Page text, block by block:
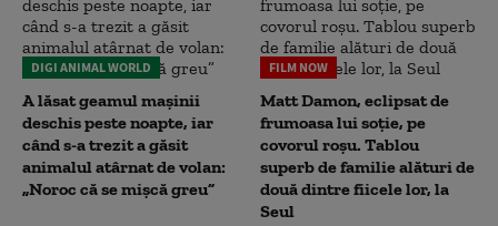
DIGI ANIMAL WORLD
A lăsat geamul mașinii
deschis peste noapte, iar
când s-a trezit a găsit
animalul atârnat de volan:
„Noroc că se mișcă greu”
FILM NOW
Matt Damon, eclipsat de
frumoasa lui soție, pe
covorul roșu. Tablou
superb de familie alături de
două dintre fiicele lor, la
Seul